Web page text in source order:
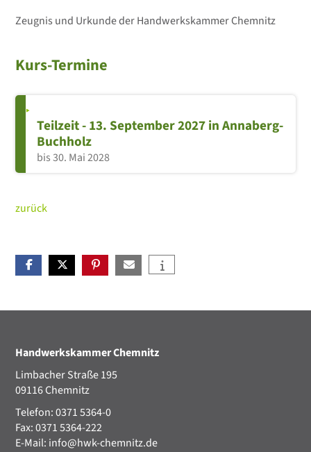
Zeugnis und Urkunde der Handwerkskammer Chemnitz
Kurs-Termine
Teilzeit - 13. September 2027 in Annaberg-
Buchholz
bis 30. Mai 2028
zurück
Handwerkskammer Chemnitz
Limbacher Straße 195
09116 Chemnitz
Telefon: 0371 5364-0
Fax: 0371 5364-222
E-Mail: info@hwk-chemnitz.de